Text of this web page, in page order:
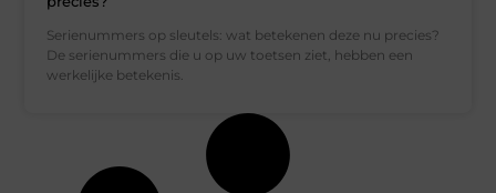
Serienummers op sleutels: wat betekenen deze nu precies?
De serienummers die u op uw toetsen ziet, hebben een
werkelijke betekenis.